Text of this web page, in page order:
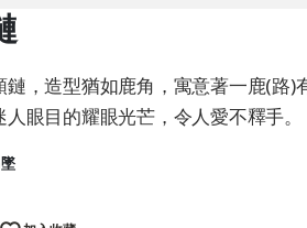
，造型猶如鹿角，寓意著一鹿(路)
眼目的耀眼光芒，令人愛不釋手。